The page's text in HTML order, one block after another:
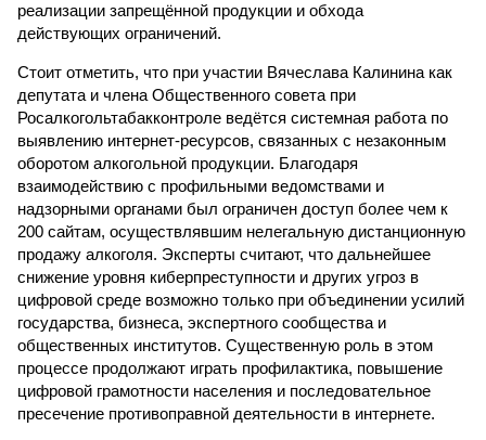
реализации запрещённой продукции и обхода
действующих ограничений.
Стоит отметить, что при участии Вячеслава Калинина как
депутата и члена Общественного совета при
Росалкогольтабакконтроле ведётся системная работа по
выявлению интернет-ресурсов, связанных с незаконным
оборотом алкогольной продукции. Благодаря
взаимодействию с профильными ведомствами и
надзорными органами был ограничен доступ более чем к
200 сайтам, осуществлявшим нелегальную дистанционную
продажу алкоголя. Эксперты считают, что дальнейшее
снижение уровня киберпреступности и других угроз в
цифровой среде возможно только при объединении усилий
государства, бизнеса, экспертного сообщества и
общественных институтов. Существенную роль в этом
процессе продолжают играть профилактика, повышение
цифровой грамотности населения и последовательное
пресечение противоправной деятельности в интернете.